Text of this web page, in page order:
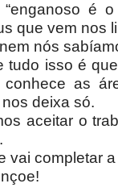
é
que vem nos
nós
tudo isso é
as
deixa só.
aceitar o
vai completar